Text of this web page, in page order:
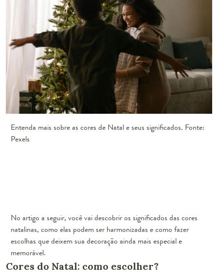
Entenda mais sobre as cores de Natal e seus significados. Fonte:
Pexels
No artigo a seguir, você vai descobrir os significados das cores
natalinas, como elas podem ser harmonizadas e como fazer
escolhas que deixem sua decoração ainda mais especial e
memorável.
Cores do Natal: como escolher?